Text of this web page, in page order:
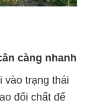
càng nhanh
vào trạng thái
đổi chất để